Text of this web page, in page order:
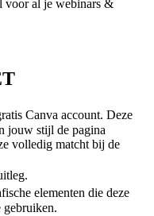
voor al je webinars &
Canva account. Deze
jouw stijl de pagina
volledig matcht bij de
elementen die deze
gebruiken.